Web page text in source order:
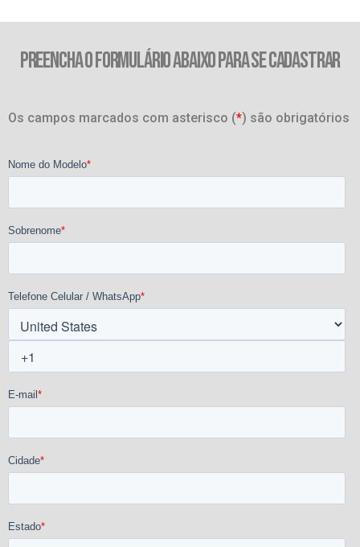
PREENCHA O FORMULÁRIO ABAIXO PARA SE CADASTRAR
Os campos marcados com asterisco (*) são obrigatórios